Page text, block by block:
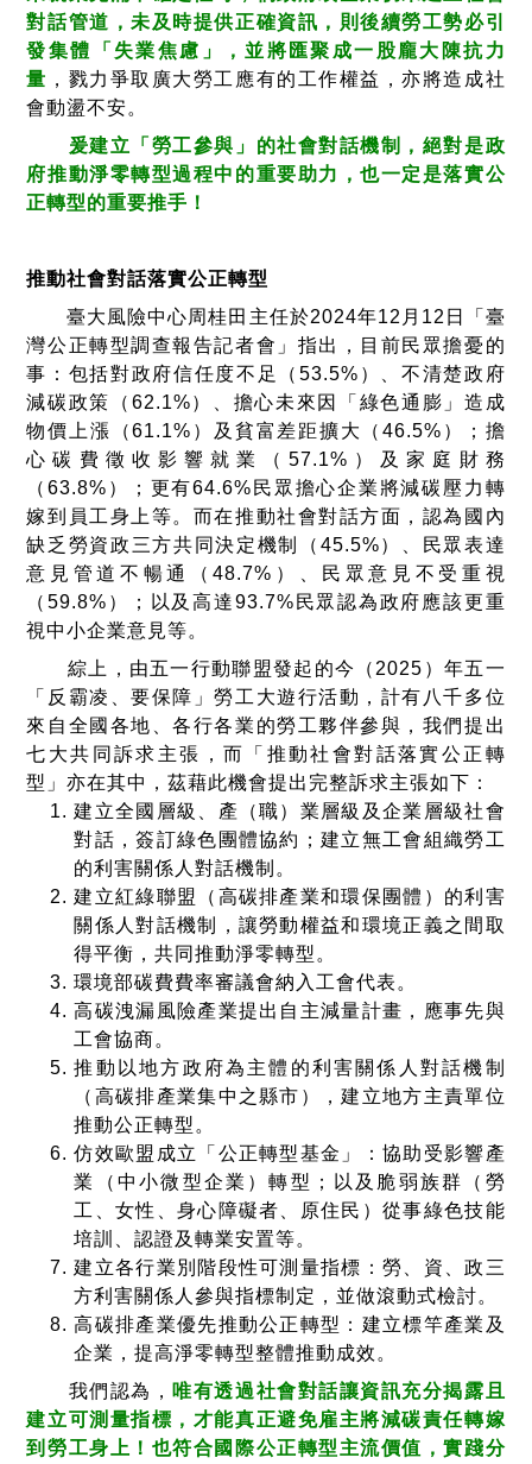
對話管道，未及時提供正確資訊，則後續勞工勢必引
發集體「失業焦慮」，並將匯聚成一股龐大陳抗力
量 ，戮力爭取廣大勞工應有的工作權益，亦將造成社
會動盪不安。
爰建立「勞工參與」的社會對話機制，絕對是政
府推動淨零轉型過程中的重要助力，也一定是落實公
正轉型的重要推手！
推動社會對話落實公正轉型
臺大風險中心周桂田主任於2024年12 月 12 日「臺
灣公正轉型調查報告記者會」指出，目前民眾擔憂的
事：包括對政府信任度不足（ 53.5% ）、不清楚政府
減碳政策（ 62.1%）、擔心未來因「綠色通膨」造成
物價上漲（61.1% ）及貧富差距擴大（46.5% ）；擔
心碳費徵收影響就業（57.1% ）及家庭財務
（63.8% ）；更有64.6% 民眾擔心企業將減碳壓力轉
嫁到員工身上等。而在推動社會對話方面，認為國內
缺乏勞資政三方共同決定機制（ 45.5%）、民眾表達
意見管道不暢通（48.7% ）、民眾意見不受重視
（59.8% ）；以及高達93.7% 民眾認為政府應該更重
視中小企業意見等。
綜上，由五一行動聯盟發起的今（2025）年五一
「反霸凌、要保障」勞工大遊行活動，計有八千多位
來自全國各地、各行各業的勞工夥伴參與，我們提出
七大共同訴求主張，而「推動社會對話落實公正轉
型」亦在其中，茲藉此機會提出完整訴求主張如下：
建立全國層級、產（職）業層級及企業層級社會
對話，簽訂綠色團體協約；建立無工會組織勞工
的利害關係人對話機制。
建立紅綠聯盟（高碳排產業和環保團體）的利害
關係人對話機制，讓勞動權益和環境正義之間取
得平衡，共同推動淨零轉型。
環境部碳費費率審議會納入工會代表。
高碳洩漏風險產業提出自主減量計畫，應事先與
工會協商。
推動以地方政府為主體的利害關係人對話機制
（高碳排產業集中之縣市），建立地方主責單位
推動公正轉型。
仿效歐盟成立「公正轉型基金」：協助受影響產
業（中小微型企業）轉型；以及脆弱族群（勞
工、女性、身心障礙者、原住民）從事綠色技能
培訓、認證及轉業安置等。
建立各行業別階段性可測量指標：勞、資、政三
方利害關係人參與指標制定，並做滾動式檢討。
高碳排產業優先推動公正轉型：建立標竿產業及
企業，提高淨零轉型整體推動成效。
我們認為， 唯有透過社會對話讓資訊充分揭露且
建立可測量指標，才能真正避免雇主將減碳責任轉嫁
到勞工身上！也符合國際公正轉型主流價值，實踐分